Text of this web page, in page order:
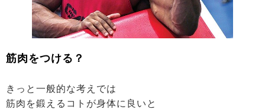
筋肉をつける？
きっと一般的な考えでは
筋肉を鍛えるコトが身体に良いと